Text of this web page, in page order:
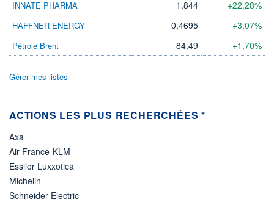
0,00 CAD DIVIDENDE
-
PROCHAIN
DIVIDENDE
-
ÉLIGIBILITÉ
Non éligible
+ PORTEFEUILLE
INNATE PHARMA 1,844 +22,28%
HAFFNER ENERGY 0,4695 +3,07%
Pétrole Brent 84,49 +1,70%
Gérer mes listes
ACTIONS LES PLUS RECHERCHÉES *
Axa
Air France-KLM
Essilor Luxxotica
Michelin
Schneider Electric